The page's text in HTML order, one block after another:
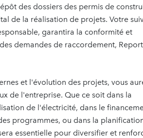
des dossiers des permis de
de la réalisation de projets. Votre
garantira la conformité et
demandes de raccordement,
et l'évolution des projets, vous
de l'entreprise. Que ce soit dans la
de l'électricité, dans le
programmes, ou dans la
essentielle pour diversifier et